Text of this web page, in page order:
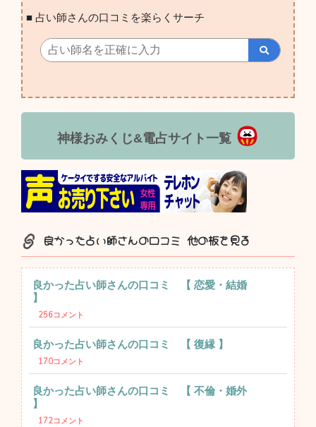
■ 占い師さんの口コミを楽らくサーチ
神様おみくじ&電占サイト一覧
良かった占い師さんの口コミ 他の板を見る
良かった占い師さんの口コミ 【 恋愛・結婚
】
256コメント
良かった占い師さんの口コミ 【 復縁 】
170コメント
良かった占い師さんの口コミ 【 不倫・婚外
】
172コメント